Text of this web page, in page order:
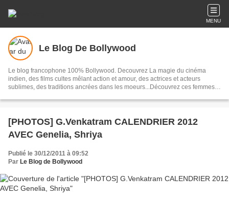
MENU
Le Blog De Bollywood
Le blog francophone 100% Bollywood. Decouvrez La magie du cinéma
indien, des films cultes mêlant action et amour, des actrices et acteurs
sublimes, des traditions ancrées dans les moeurs...Découvrez ces femmes
[PHOTOS] G.Venkatram CALENDRIER 2012
AVEC Genelia, Shriya
Publié le 30/12/2011 à 09:52
Par Le Blog de Bollywood